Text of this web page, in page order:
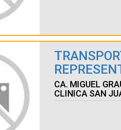
CA. MIGUEL
CLINICA SAN